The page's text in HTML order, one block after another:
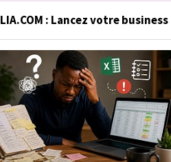
: Lancez votre business